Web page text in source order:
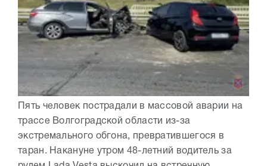
Пять человек пострадали в массовой аварии на
трассе Волгоградской области из-за
экстремального обгона, превратившегося в
таран. Накануне утром 48-летний водитель за